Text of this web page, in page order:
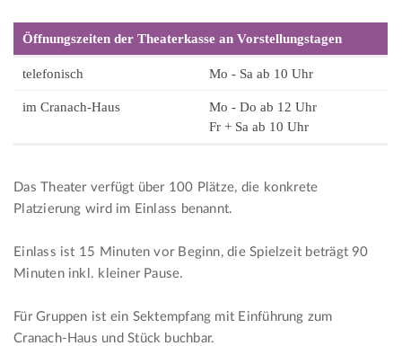
Öffnungszeiten der Theaterkasse an Vorstellungstagen
telefonisch Mo - Sa ab 10 Uhr
im Cranach-Haus
Mo - Do ab 12 Uhr
Fr + Sa ab 10 Uhr
Das Theater verfügt über 100 Plätze, die konkrete
Platzierung wird im Einlass benannt.
Einlass ist 15 Minuten vor Beginn, die Spielzeit beträgt 90
Minuten inkl. kleiner Pause.
Für Gruppen ist ein Sektempfang mit Einführung zum
Cranach-Haus und Stück buchbar.